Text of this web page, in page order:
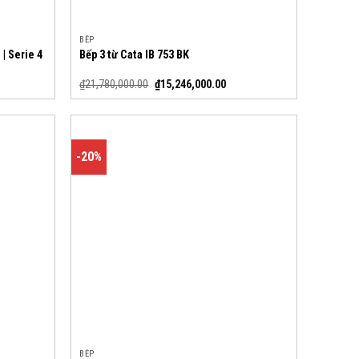
| Serie 4
BẾP
Bếp 3 từ Cata IB 753 BK
₫21,780,000.00 ₫15,246,000.00
-20%
BẾP